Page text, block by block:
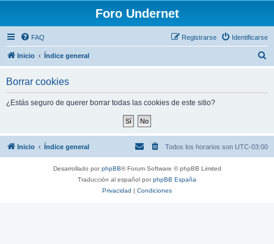
Foro Undernet
FAQ Identificarse
Registrarse
Inicio Índice general
Borrar cookies
¿Estás seguro de querer borrar todas las cookies de este sitio?
Inicio Índice general Todos los horarios son UTC-03:00
Desarrollado porphpBB® Forum Software © phpBB Limited
Traducción al español porphpBB España
Privacidad | Condiciones